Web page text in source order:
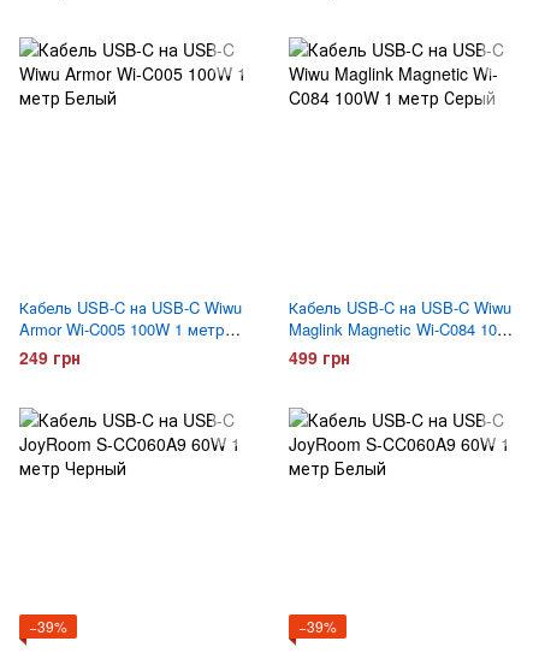
Кабель USB-C на USB-C Wiwu
Armor Wi-C005 100W 1 метр
Белый
249 грн
Кабель USB-C на USB-C Wiwu
Maglink Magnetic Wi-C084 100W
1 метр Серый
499 грн
−39% −39%